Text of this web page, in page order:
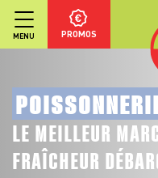
MENU PROMOS
LE MEILLEUR
FRAÎCHEUR